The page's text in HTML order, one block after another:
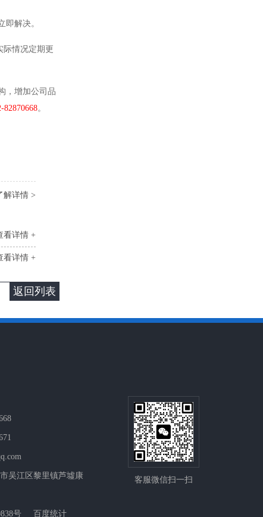
解决。
际情况定期更
，增加公司品
82870668。
解详情 >
看详情 +
看详情 +
返回列表
吴江区黎里镇芦墟康
号 百度统计
客服微信扫一扫